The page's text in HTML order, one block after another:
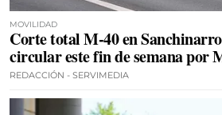
MOVILIDAD
Corte total M-40 en
circular este fin de semana por
REDACCIÓN - SERVIMEDIA